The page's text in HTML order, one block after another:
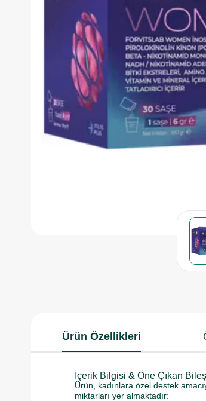
Ürün Özellikleri
İçerik Bilgisi & Öne Çıkan
Ürün, kadınlara özel destek
miktarları yer almaktadır: